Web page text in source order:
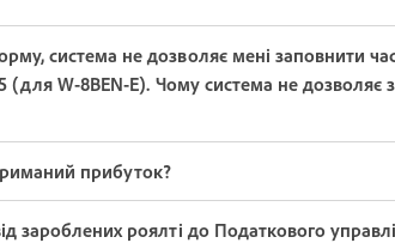
система не дозволяє мені заповнити
(для W-8BEN-E). Чому система не дозволяє
прибуток?
зароблених роялті до Податкового